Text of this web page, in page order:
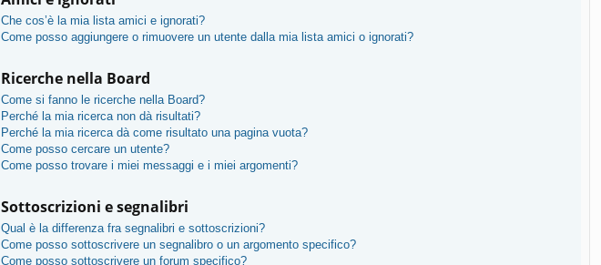
Che cos’è la mia lista amici e ignorati?
Come posso aggiungere o rimuovere un utente dalla mia lista amici o ignorati?
Ricerche nella Board
Come si fanno le ricerche nella Board?
Perché la mia ricerca non dà risultati?
Perché la mia ricerca dà come risultato una pagina vuota?
Come posso cercare un utente?
Come posso trovare i miei messaggi e i miei argomenti?
Sottoscrizioni e segnalibri
Qual è la differenza fra segnalibri e sottoscrizioni?
Come posso sottoscrivere un segnalibro o un argomento specifico?
Come posso sottoscrivere un forum specifico?